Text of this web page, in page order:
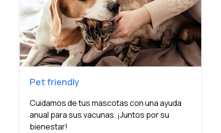
Pet friendly
Cuidamos de tus mascotas con una ayuda
anual para sus vacunas. ¡Juntos por su
bienestar!